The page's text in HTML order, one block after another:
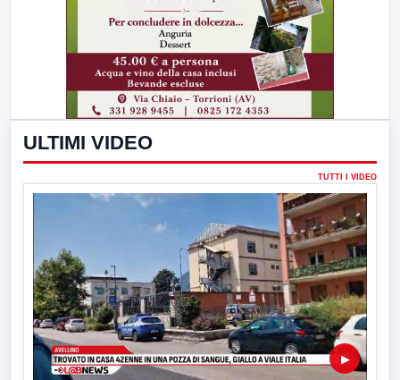
ULTIMI VIDEO
TUTTI I VIDEO
▶